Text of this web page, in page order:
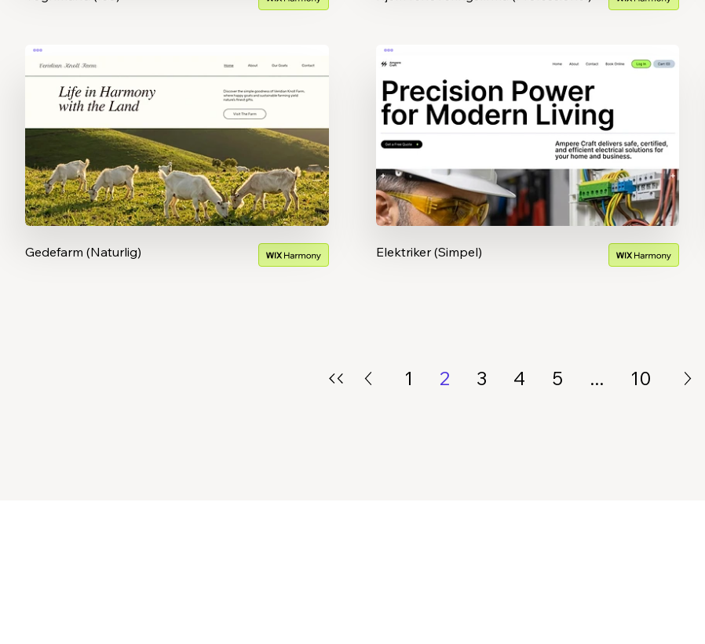
Gedefarm (Naturlig) Elektriker (Simpel)
1 2 3 4 5 ... 10